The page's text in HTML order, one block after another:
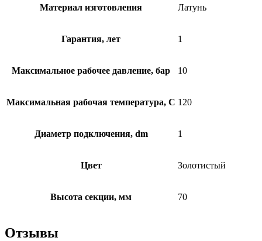
Материал изготовления Латунь
Гарантия, лет 1
Максимальное рабочее давление, бар 10
Максимальная рабочая температура, C 120
Диаметр подключения, dm 1
Цвет Золотистый
Высота секции, мм 70
Отзывы